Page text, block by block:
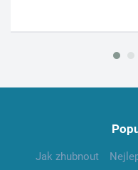
Jak zhubnout